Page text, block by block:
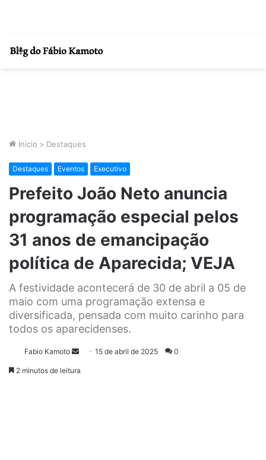
Início > Destaques
Destaques Eventos Executivo
Prefeito João Neto anuncia
programação especial pelos
31 anos de emancipação
política de Aparecida; VEJA
A festividade acontecerá de 30 de abril a 05 de
maio com uma programação extensa e
diversificada, pensada com muito carinho para
todos os aparecidenses.
Fabio Kamoto 15 de abril de 2025 0
2 minutos de leitura